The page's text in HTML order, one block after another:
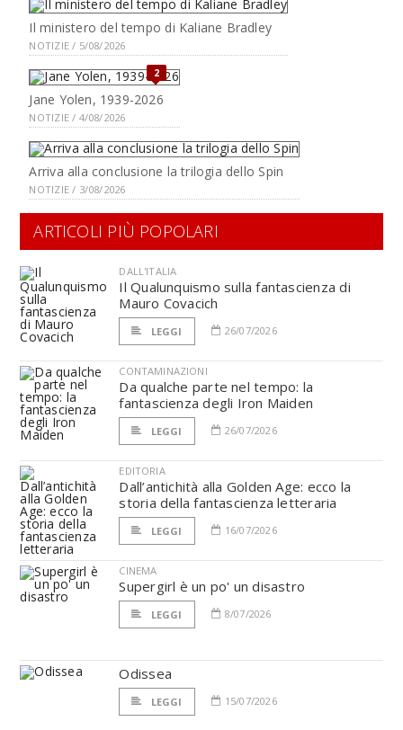
Il ministero del tempo di Kaliane Bradley
NOTIZIE / 5/08/2026
2
Jane Yolen, 1939-2026
NOTIZIE / 4/08/2026
Arriva alla conclusione la trilogia dello Spin
NOTIZIE / 3/08/2026
ARTICOLI PIÙ POPOLARI
DALL'ITALIA
Il Qualunquismo sulla fantascienza di
Mauro Covacich
LEGGI 26/07/2026
CONTAMINAZIONI
Da qualche parte nel tempo: la
fantascienza degli Iron Maiden
LEGGI 26/07/2026
EDITORIA
Dall’antichità alla Golden Age: ecco la
storia della fantascienza letteraria
LEGGI 16/07/2026
CINEMA
Supergirl è un po' un disastro
LEGGI 8/07/2026
Odissea
LEGGI 15/07/2026